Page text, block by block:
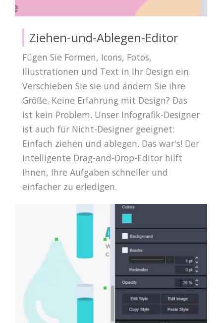
Ziehen-und-Ablegen-Editor
Fügen Sie Formen, Icons, Fotos,
Illustrationen und Text in Ihr Design ein.
Verschieben Sie sie und ändern Sie ihre
Größe. Keine Erfahrung mit Design? Das
ist kein Problem. Unser Infografik-Designer
ist auch für Nicht-Designer geeignet:
Einfach ziehen und ablegen. Das war's! Der
intelligente Drag-and-Drop-Editor hilft
Ihnen, Ihre Aufgaben schneller und
einfacher zu erledigen.